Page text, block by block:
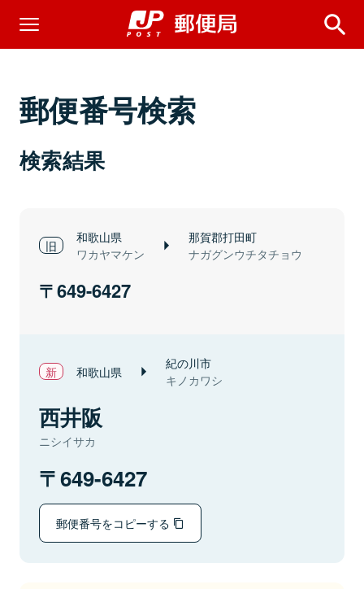
郵便番号検索
検索結果
和歌山県
ワカヤマケン
那賀郡打田町
ナガグンウチタチョウ
649-6427
和歌山県 紀の川市
キノカワシ
西井阪
ニシイサカ
649-6427
郵便番号をコピーする